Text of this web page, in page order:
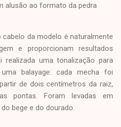
alusão ao formato da pedra
da modelo é naturalmente
e proporcionam resultados
uma tonalização para
balayage: cada mecha foi
de dois centímetros da raiz,
pontas. Foram levadas em
bege e do dourado.